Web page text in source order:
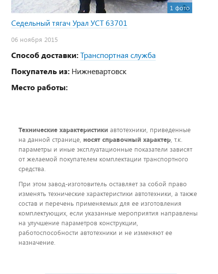
1 фото
Седельный тягач Урал УСТ 63701
06 ноября 2015
Способ доставки:Транспортная служба
Покупатель из: Нижневартовск
Место работы:
Технические характеристики автотехники, приведенные
на данной странице, носят справочный характер, т.к.
параметры и иные эксплуатационные показатели зависят
от желаемой покупателем комплектации транспортного
средства.
При этом завод-изготовитель оставляет за собой право
изменять технические характеристики автотехники, а также
состав и перечень применяемых для ее изготовления
комплектующих, если указанные мероприятия направлены
на улучшение параметров конструкции,
работоспособности автотехники и не изменяют ее
назначение.